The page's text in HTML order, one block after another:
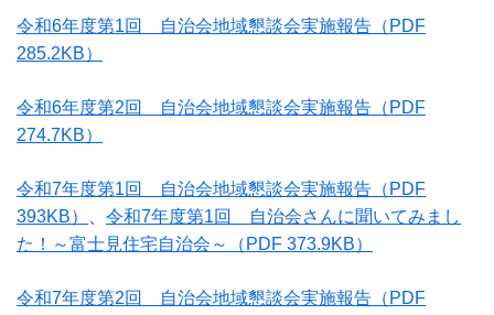
令和6年度第1回 自治会地域懇談会実施報告 （PDF
285.2KB）
令和6年度第2回 自治会地域懇談会実施報告 （PDF
274.7KB）
令和7年度第1回 自治会地域懇談会実施報告 （PDF
393KB）
令和7年度第1回 自治会さんに聞いてみまし
た！～富士見住宅自治会～
（PDF 373.9KB）
令和7年度第2回 自治会地域懇談会実施報告 （PDF